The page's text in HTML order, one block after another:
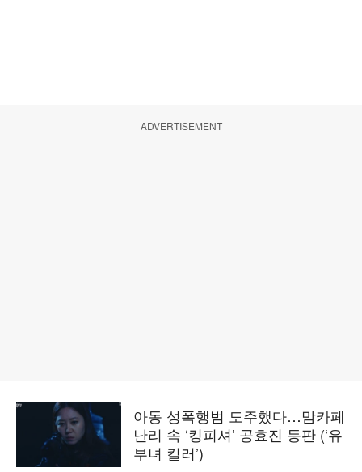
ADVERTISEMENT
아동 성폭행범 도주했다…맘카페
난리 속 ‘킹피셔’ 공효진 등판 (‘유
부녀 킬러’)